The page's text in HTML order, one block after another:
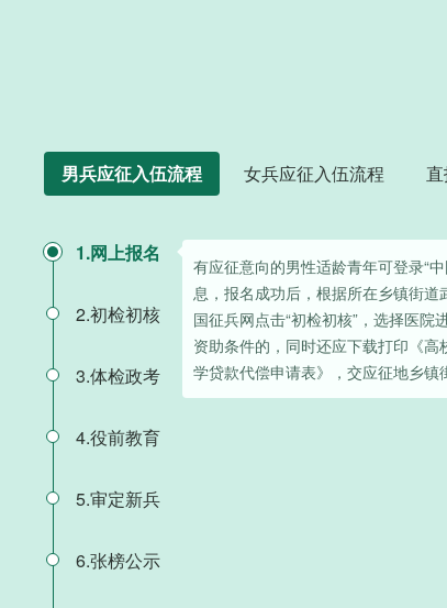
男兵应征入伍流程 女兵应征入伍流程
1.网上报名
有应征意向的男性适龄青年可登录“
息，报名成功后，根据所在乡镇街道
国征兵网点击“初检初核”，选择医院
资助条件的，同时还应下载打印《
学贷款代偿申请表》，交应征地乡镇
2.初检初核
3.体检政考
4.役前教育
5.审定新兵
6.张榜公示